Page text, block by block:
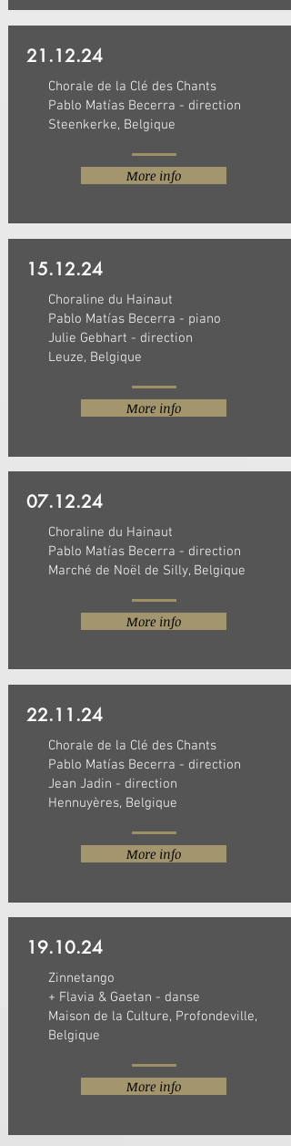
21.12.24
Chorale de la Clé des Chants
Pablo Matías Becerra - direction
Steenkerke, Belgique
More info
15.12.24
Choraline du Hainaut
Pablo Matías Becerra - piano
Julie Gebhart - direction
Leuze, Belgique
More info
07.12.24
Choraline du Hainaut
Pablo Matías Becerra - direction
Marché de Noël de Silly, Belgique
More info
22.11.24
Chorale de la Clé des Chants
Pablo Matías Becerra - direction
Jean Jadin - direction
Hennuyères, Belgique
More info
19.10.24
Zinnetango
+ Flavia & Gaetan - danse
Maison de la Culture, Profondeville,
Belgique
More info